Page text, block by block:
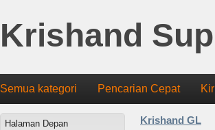
Krishand
Semua kategori Pencarian Cepat
Halaman Depan
Krishand GL